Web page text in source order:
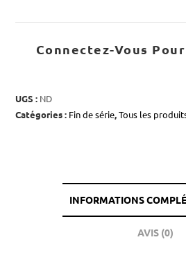
Connectez-Vous
UGS : ND
Catégories : Fin de série,Tous les
INFORMATIONS
AVIS (0)